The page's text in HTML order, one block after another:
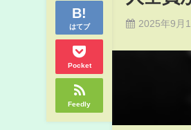
はてブ
Pocket
Feedly
2025年9月